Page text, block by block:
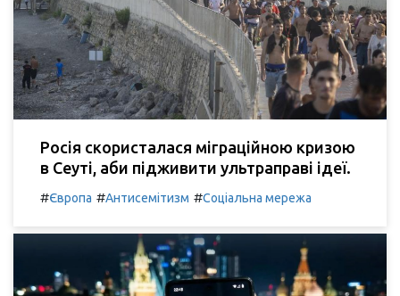
Росія скористалася міграційною кризою
в Сеуті, аби підживити ультраправі ідеї.
#Європа #Антисемітизм #Соціальна мережа